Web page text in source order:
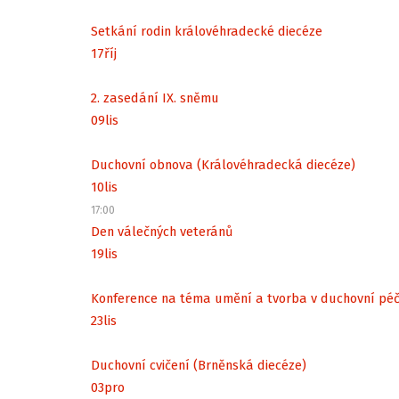
Setkání rodin královéhradecké diecéze
17říj
2. zasedání IX. sněmu
09lis
Duchovní obnova (Královéhradecká diecéze)
10lis
17:00
Den válečných veteránů
19lis
Konference na téma umění a tvorba v duchovní
23lis
Duchovní cvičení (Brněnská diecéze)
03pro